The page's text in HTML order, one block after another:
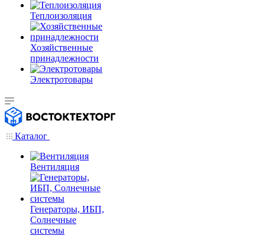
Теплоизоляция
Хозяйственные
принадлежности
Электротовары
Каталог
Вентиляция
Генераторы, ИБП,
Солнечные
системы